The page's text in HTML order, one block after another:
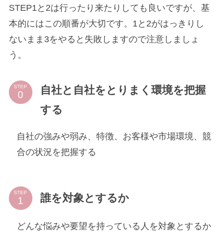
STEP1と2は行ったり来たりしても良いですが、基
本的にはこの順番が大切です。1と2がはっきりし
ないまま3をやると失敗しますので注意しましょ
う。
STEP
自社と自社をとりまく環境を把握
する
自社の強みや弱み、特徴、お客様や市場環境、競
合の状況を把握する
STEP 誰を対象とするか
どんな悩みや要望を持っている人を対象とするか